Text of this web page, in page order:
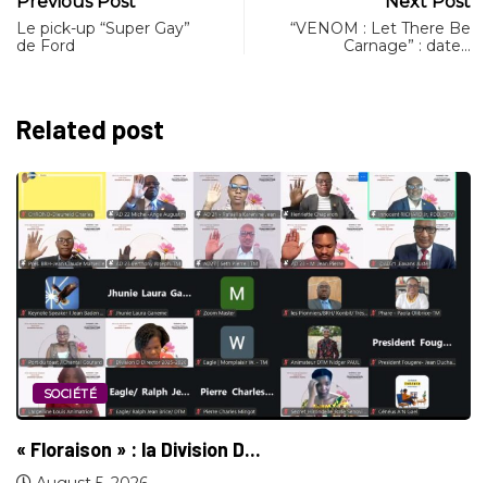
Le pick-up “Super Gay”
de Ford
“VENOM : Let There Be
Carnage” : date…
Related post
SOCIÉTÉ